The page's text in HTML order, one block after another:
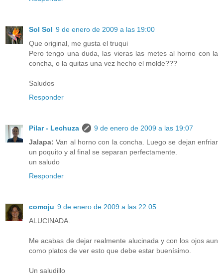
Sol Sol 9 de enero de 2009 a las 19:00
Que original, me gusta el truqui
Pero tengo una duda, las vieras las metes al horno con la
concha, o la quitas una vez hecho el molde???
Saludos
Responder
Pilar - Lechuza
9 de enero de 2009 a las 19:07
Jalapa: Van al horno con la concha. Luego se dejan enfriar
un poquito y al final se separan perfectamente.
un saludo
Responder
comoju 9 de enero de 2009 a las 22:05
ALUCINADA.
Me acabas de dejar realmente alucinada y con los ojos aun
como platos de ver esto que debe estar buenísimo.
Un saludillo